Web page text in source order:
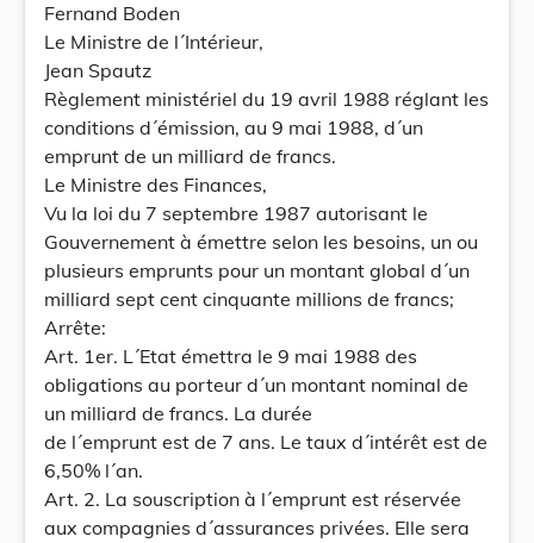
Fernand Boden
Le Ministre de l´Intérieur,
Jean Spautz
Règlement ministériel du 19 avril 1988 réglant les
conditions d´émission, au 9 mai 1988, d´un
emprunt de un milliard de francs.
Le Ministre des Finances,
Vu la loi du 7 septembre 1987 autorisant le
Gouvernement à émettre selon les besoins, un ou
plusieurs emprunts pour un montant global d´un
milliard sept cent cinquante millions de francs;
Arrête:
Art. 1er. L´Etat émettra le 9 mai 1988 des
obligations au porteur d´un montant nominal de
un milliard de francs. La durée
de l´emprunt est de 7 ans. Le taux d´intérêt est de
6,50% l´an.
Art. 2. La souscription à l´emprunt est réservée
aux compagnies d´assurances privées. Elle sera